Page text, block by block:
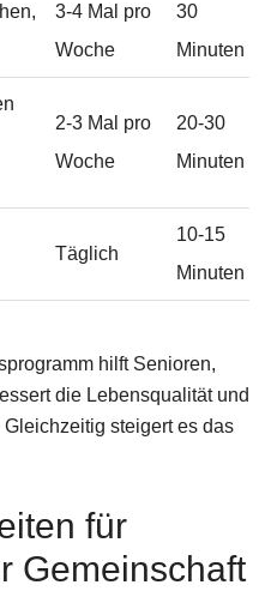
3-4 Mal pro
Woche
30
Minuten
2-3 Mal pro
Woche
20-30
Minuten
Täglich
10-15
Minuten
hilft Senioren,
die Lebensqualität und
steigert es das
für
Gemeinschaft